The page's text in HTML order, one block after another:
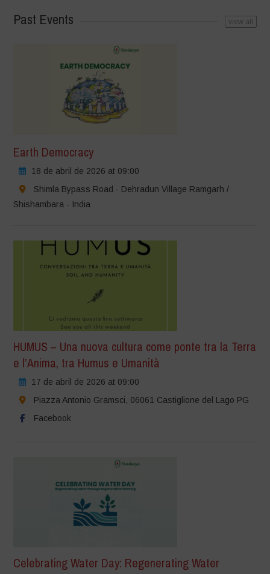
Past Events view all
Earth Democracy
18 de abril de 2026 at 09:00
Shimla Bypass Road - Dehradun Village Ramgarh /
Shishambara - India
HUMUS – Una nuova cultura come ponte tra la Terra
e l’Anima, tra Humus e Umanità
17 de abril de 2026 at 09:00
Piazza Antonio Gramsci, 06061 Castiglione del Lago PG
Facebook
Celebrating Water Day: Regenerating Water